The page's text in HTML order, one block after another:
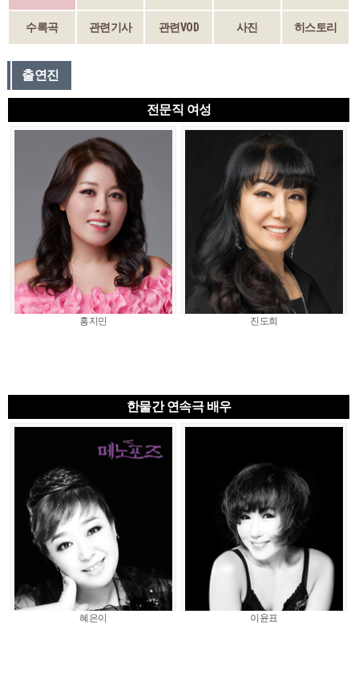
수록곡 관련기사 관련VOD 사진 히스토리
출연진
전문직 여성
홍지민 진도희
한물간 연속극 배우
혜은이 이윤표